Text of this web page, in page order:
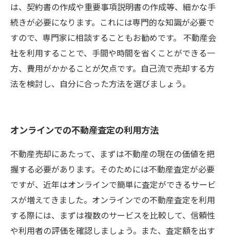
は、契約書の作成や重要事項説明書の作成等、細かな手
続きが必要になります。これには専門的な知識が必要で
すので、専門家に相談することもお勧めです。 不動産会
社を利用することで、手間や時間を省くことができる一
方、費用がかかることが欠点です。自己流で売却する方
法を検討し、自分に合った方法を選びましょう。
オンラインでの不動産査定の利用方法
不動産売却にあたって、まずは不動産の現在の価値を把
握する必要があります。そのためには不動産査定が必要
ですが、近年はオンラインで簡単に査定ができるサービ
スが増えてきました。オンラインでの不動産査定を利用
する際には、まずは複数のサービスを比較して、信頼性
や利用者の評価を確認しましょう。また、査定額を出す